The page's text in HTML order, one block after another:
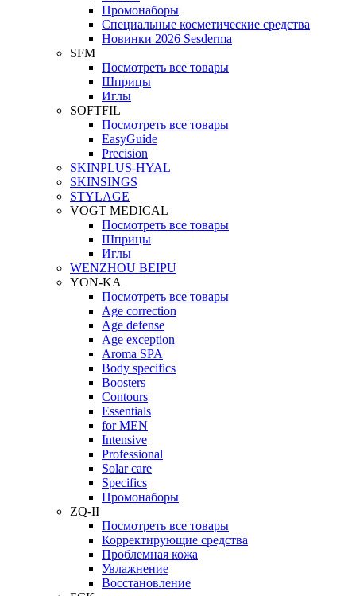
Промонаборы
Специальные косметические средства
Новинки 2026 Sesderma
SFM
Посмотреть все товары
Шприцы
Иглы
SOFTFIL
Посмотреть все товары
EasyGuide
Precision
SKINPLUS-HYAL
SKINSINGS
STYLAGE
VOGT MEDICAL
Посмотреть все товары
Шприцы
Иглы
WENZHOU BEIPU
YON-KA
Посмотреть все товары
Age correction
Age defense
Age exception
Aroma SPA
Body specifics
Boosters
Contours
Essentials
for MEN
Intensive
Professional
Solar care
Specifics
Промонаборы
ZQ-II
Посмотреть все товары
Корректирующие средства
Проблемная кожа
Увлажнение
Восстановление